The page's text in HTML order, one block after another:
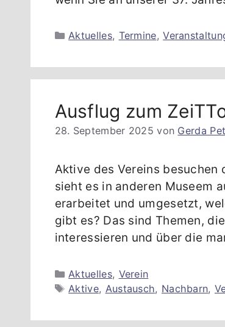
Kategorien
Aktuelles, Termine,
Ausflug zum
28. September 2025 von Gerda
Aktive des Vereins besuchen
sieht es in anderen Museem
erarbeitet und umgesetzt,
gibt es? Das sind Themen,
interessieren und über die
Kategorien
Aktuelles, Verein
Schlagwörter
Aktive, Austausch, Nachbarn,